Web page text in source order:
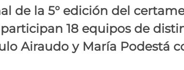
de la 5° edición del
participan 18 equipos de
Airaudo y María Podestá